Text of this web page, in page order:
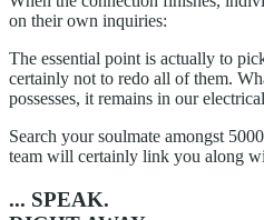
on their own inquiries:
The essential point is actually to
certainly not to redo all of them.
possesses, it remains in our
Search your soulmate amongst
team will certainly link you along
... SPEAK.